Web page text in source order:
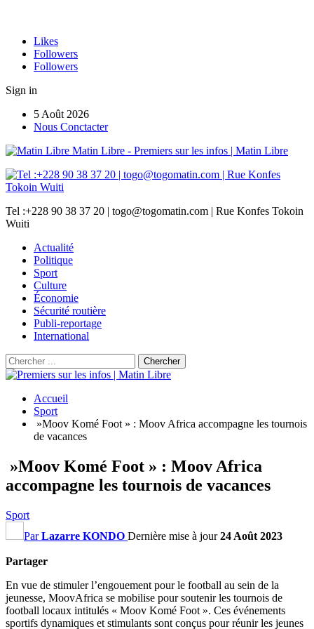
Likes
Followers
Followers
Sign in
5 Août 2026
Nous Conctacter
Matin Libre - Premiers sur les infos | Matin Libre
Tel :+228 90 38 37 20 | togo@togomatin.com | Rue Konfes Tokoin
Wuiti
Actualité
Politique
Sport
Culture
Économie
Sécurité routière
Publi-reportage
International
Accueil
Sport
»Moov Komé Foot » : Moov Africa accompagne les tournois
de vacances
»Moov Komé Foot » : Moov Africa
accompagne les tournois de vacances
Sport
ParLazarre KONDO Dernière mise à jour24 Août 2023
Partager
En vue de stimuler l’engouement pour le football au sein de la
jeunesse, MoovAfrica se mobilise pour soutenir les tournois de
football locaux intitulés « Moov Komé Foot ». Ces événements
sportifs dynamiques et stimulants sont conçus pour réunir les jeunes